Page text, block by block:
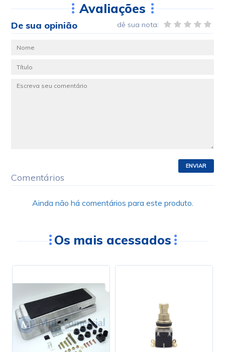
Avaliações
De sua opinião dê sua nota:
ENVIAR
Comentários
Ainda não há comentários para este produto.
Os mais acessados